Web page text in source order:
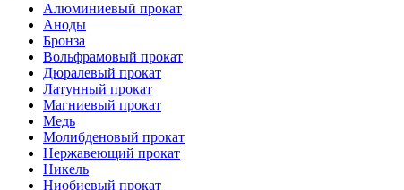
Алюминиевый прокат
Аноды
Бронза
Вольфрамовый прокат
Дюралевый прокат
Латунный прокат
Магниевый прокат
Медь
Молибденовый прокат
Нержавеющий прокат
Никель
Ниобиевый прокат